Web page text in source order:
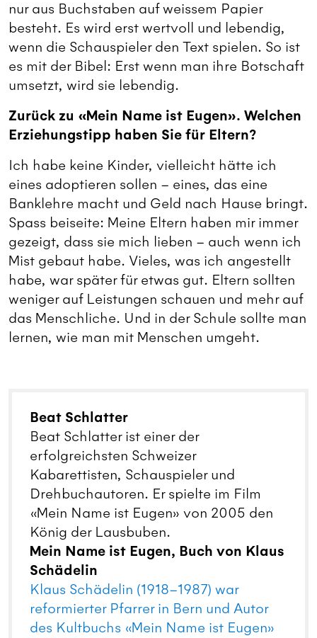
nur aus Buchstaben auf weissem Papier
besteht. Es wird erst wertvoll und lebendig,
wenn die Schauspieler den Text spielen. So ist
es mit der Bibel: Erst wenn man ihre Botschaft
umsetzt, wird sie lebendig.
Zurück zu «Mein Name ist Eugen». Welchen
Erziehungstipp haben Sie für Eltern?
Ich habe keine Kinder, vielleicht hätte ich
eines adoptieren sollen – eines, das eine
Banklehre macht und Geld nach Hause bringt.
Spass beiseite: Meine Eltern haben mir immer
gezeigt, dass sie mich lieben – auch wenn ich
Mist gebaut habe. Vieles, was ich angestellt
habe, war später für etwas gut. Eltern sollten
weniger auf Leistungen schauen und mehr auf
das Menschliche. Und in der Schule sollte man
lernen, wie man mit Menschen umgeht.
Beat Schlatter
Beat Schlatter ist einer der
erfolgreichsten Schweizer
Kabarettisten, Schauspieler und
Drehbuchautoren. Er spielte im Film
«Mein Name ist Eugen» von 2005 den
König der Lausbuben.
Mein Name ist Eugen, Buch von Klaus
Schädelin
Klaus Schädelin (1918–1987) war
reformierter Pfarrer in Bern und Autor
des Kultbuchs «Mein Name ist Eugen»